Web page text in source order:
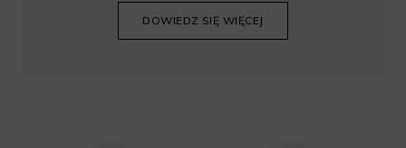
DOWIEDZ SIĘ WIĘCEJ